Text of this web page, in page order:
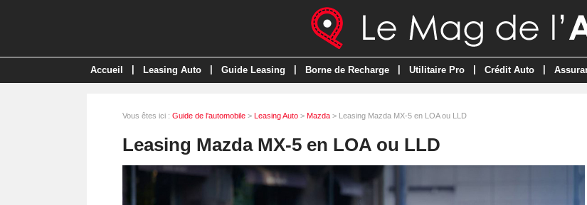
Accueil Leasing Auto Guide Leasing Borne de Recharge Utilitaire Pro Crédit Auto
Vous êtes ici : Guide de l'automobile > Leasing Auto > Mazda > Leasing Mazda MX-5 en LOA ou LLD
Leasing Mazda MX-5 en LOA ou LLD